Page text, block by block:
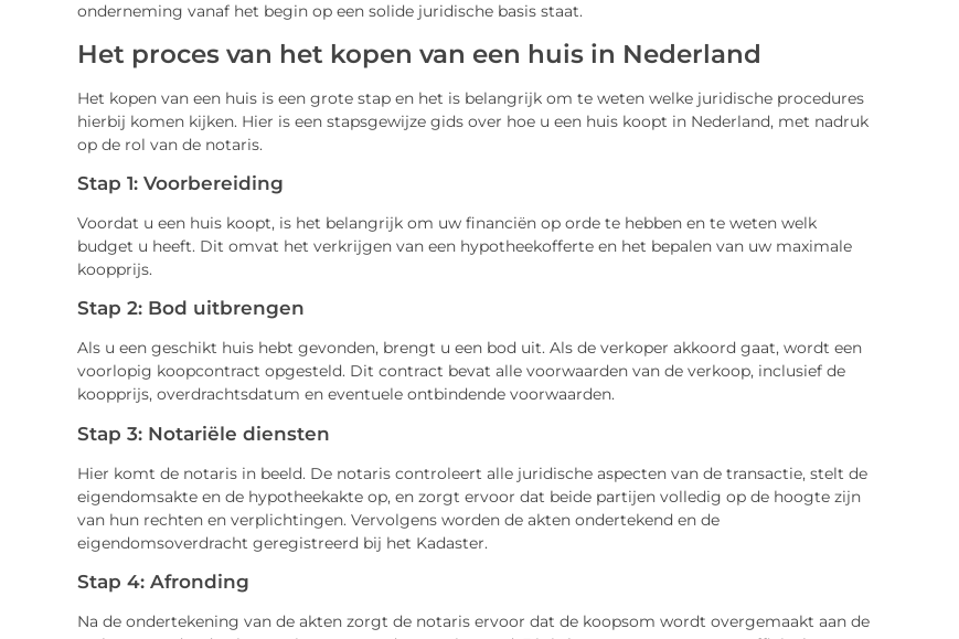
onderneming vanaf het begin op een solide juridische basis staat.
Het proces van het kopen van een huis in Nederland
Het kopen van een huis is een grote stap en het is belangrijk om te weten welke juridische procedures
hierbij komen kijken. Hier is een stapsgewijze gids over hoe u een huis koopt in Nederland, met nadruk
op de rol van de notaris.
Stap 1: Voorbereiding
Voordat u een huis koopt, is het belangrijk om uw financiën op orde te hebben en te weten welk
budget u heeft. Dit omvat het verkrijgen van een hypotheekofferte en het bepalen van uw maximale
koopprijs.
Stap 2: Bod uitbrengen
Als u een geschikt huis hebt gevonden, brengt u een bod uit. Als de verkoper akkoord gaat, wordt een
voorlopig koopcontract opgesteld. Dit contract bevat alle voorwaarden van de verkoop, inclusief de
koopprijs, overdrachtsdatum en eventuele ontbindende voorwaarden.
Stap 3: Notariële diensten
Hier komt de notaris in beeld. De notaris controleert alle juridische aspecten van de transactie, stelt de
eigendomsakte en de hypotheekakte op, en zorgt ervoor dat beide partijen volledig op de hoogte zijn
van hun rechten en verplichtingen. Vervolgens worden de akten ondertekend en de
eigendomsoverdracht geregistreerd bij het Kadaster.
Stap 4: Afronding
Na de ondertekening van de akten zorgt de notaris ervoor dat de koopsom wordt overgemaakt aan de